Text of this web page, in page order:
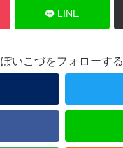
LINE
ぽいこづをフォローする